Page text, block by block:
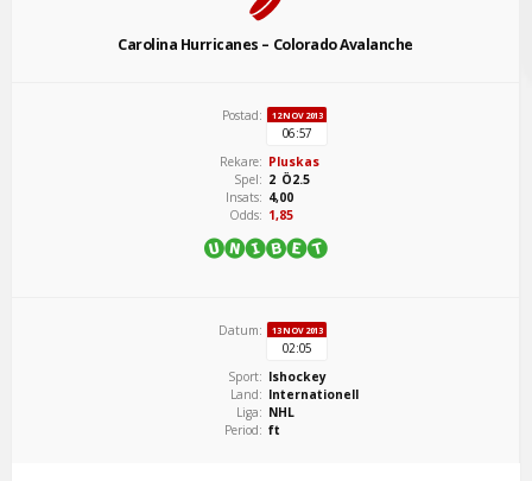
Carolina Hurricanes – Colorado Avalanche
Postad: 12 NOV 2013
06:57
Rekare: Pluskas
Spel: 2 Ö2.5
Insats: 4,00
Odds: 1,85
Datum: 13 NOV 2013
02:05
Sport: Ishockey
Land: Internationell
Liga: NHL
Period: ft